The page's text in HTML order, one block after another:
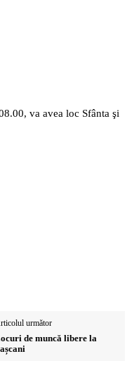
va avea loc Sfânta şi
următor
de muncă libere la